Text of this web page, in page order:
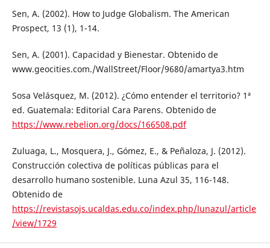
Sen, A. (2002). How to Judge Globalism. The American
Prospect, 13 (1), 1-14.
Sen, A. (2001). Capacidad y Bienestar. Obtenido de
www.geocities.com./WallStreet/Floor/9680/amartya3.htm
Sosa Velásquez, M. (2012). ¿Cómo entender el territorio? 1ª
ed. Guatemala: Editorial Cara Parens. Obtenido de
https://www.rebelion.org/docs/166508.pdf
Zuluaga, L., Mosquera, J., Gómez, E., & Peñaloza, J. (2012).
Construcción colectiva de políticas públicas para el
desarrollo humano sostenible. Luna Azul 35, 116-148.
Obtenido de
https://revistasojs.ucaldas.edu.co/index.php/lunazul/article
/view/1729